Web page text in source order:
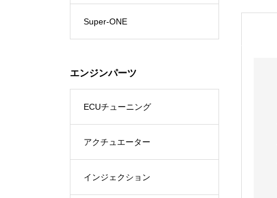
Super-ONE
エンジンパーツ
ECUチューニング
アクチュエーター
インジェクション